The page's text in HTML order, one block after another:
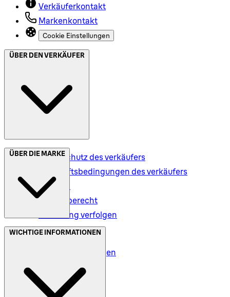
Verkäuferkontakt
Markenkontakt
Cookie Einstellungen
ÜBER DEN VERKÄUFER
Datenschutz des verkäufers
Geschäftsbedingungen des verkäufers
Versand
Rückgaberecht
Bestellung verfolgen
ÜBER DIE MARKE
Datenschutz (DE)
Geschäftsbedingungen
Meine Daten (AT)
WICHTIGE INFORMATIONEN